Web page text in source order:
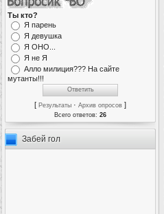
Ты кто?
Я парень
Я девушка
Я ОНО...
Я не Я
Алло милиция??? На сайте
мутанты!!!
[ Результаты · Архив опросов ]
Всего ответов: 26
Забей гол